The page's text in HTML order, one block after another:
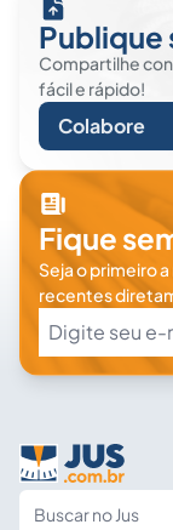
Publique
Compartilhe
fácil e rápido!
Colabore
Fique
Seja o primeiro
recentes